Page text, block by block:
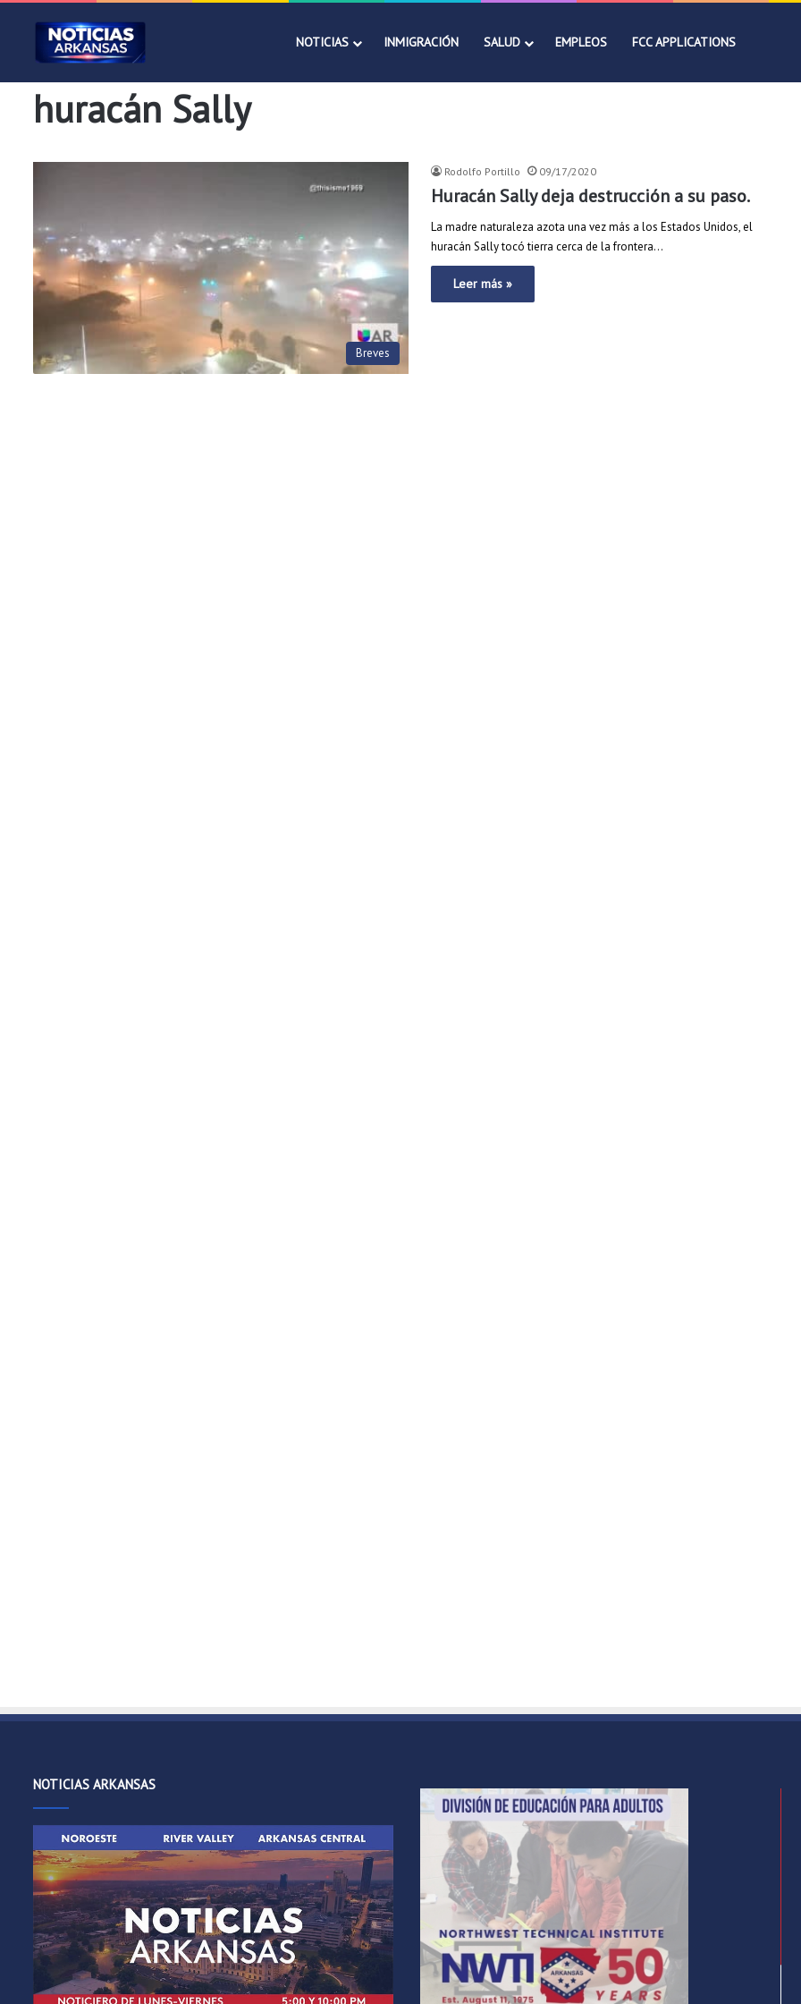
NOTICIAS INMIGRACIÓN SALUD EMPLEOS FCC APPLICATIONS
huracán Sally
Breves
Rodolfo Portillo 09/17/2020
Huracán Sally deja destrucción a su paso.
La madre naturaleza azota una vez más a los Estados Unidos, el
huracán Sally tocó tierra cerca de la frontera…
Leer más »
NOTICIAS ARKANSAS